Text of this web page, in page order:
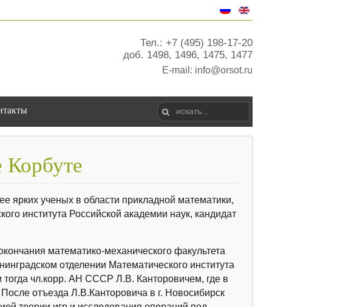
Тел.: +7 (495) 198-17-20
доб. 1498, 1496, 1475, 1477
E-mail: info@orsot.ru
ярких ученых в области прикладной математики,
института Российской академии наук, кандидат
математико-механического факультета
отделении Математического института
чл.корр. АН СССР Л.В. Канторовичем, где в
отъезда Л.В.Канторовича в г. Новосибирск